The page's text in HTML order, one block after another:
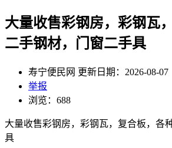
大量收售彩钢房，彩钢瓦
二手钢材，门窗二手具
寿宁便民网 更新日期：2026-08-07
举报
浏览：688
大量收售彩钢房，彩钢瓦，复合板，各
具